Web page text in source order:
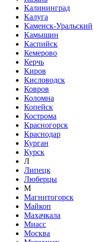
Калининград
Калуга
Каменск-Уральский
Камышин
Каспийск
Кемерово
Керчь
Киров
Кисловодск
Ковров
Коломна
Копейск
Кострома
Красногорск
Краснодар
Курган
Курск
Л
Липецк
Люберцы
М
Магнитогорск
Майкоп
Махачкала
Миасс
Москва